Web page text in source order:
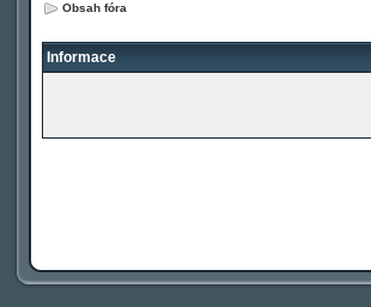
Obsah fóra
Informace